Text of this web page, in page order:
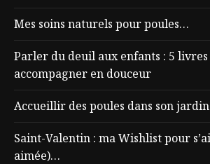
Mes soins naturels pour poules…
Parler du deuil aux enfants : 5
accompagner en douceur
Accueillir des poules dans son jardin
Saint-Valentin : ma Wishlist pour
aimée)…